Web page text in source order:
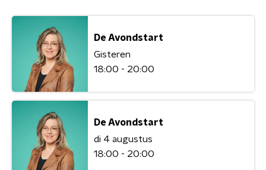
De Avondstart
Gisteren
18:00 - 20:00
De Avondstart
di 4 augustus
18:00 - 20:00